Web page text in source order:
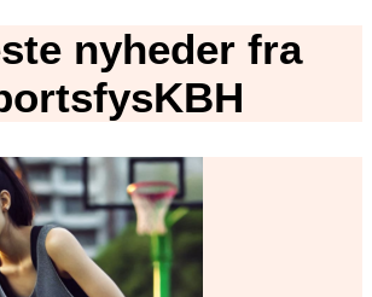
nyheder fra